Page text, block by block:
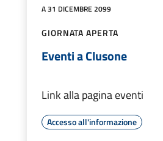
A 31 DICEMBRE 2099
GIORNATA APERTA
Eventi a Clusone
Link alla pagina eventi
Accesso all'informazione